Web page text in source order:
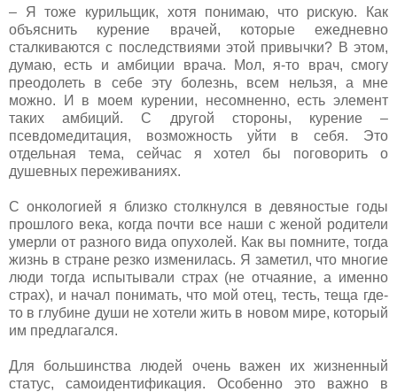
– Я тоже курильщик, хотя понимаю, что рискую. Как
объяснить курение врачей, которые ежедневно
сталкиваются с последствиями этой привычки? В этом,
думаю, есть и амбиции врача. Мол, я-то врач, смогу
преодолеть в себе эту болезнь, всем нельзя, а мне
можно. И в моем курении, несомненно, есть элемент
таких амбиций. С другой стороны, курение –
псевдомедитация, возможность уйти в себя. Это
отдельная тема, сейчас я хотел бы поговорить о
душевных переживаниях.
С онкологией я близко столкнулся в девяностые годы
прошлого века, когда почти все наши с женой родители
умерли от разного вида опухолей. Как вы помните, тогда
жизнь в стране резко изменилась. Я заметил, что многие
люди тогда испытывали страх (не отчаяние, а именно
страх), и начал понимать, что мой отец, тесть, теща где-
то в глубине души не хотели жить в новом мире, который
им предлагался.
Для большинства людей очень важен их жизненный
статус, самоидентификация. Особенно это важно в